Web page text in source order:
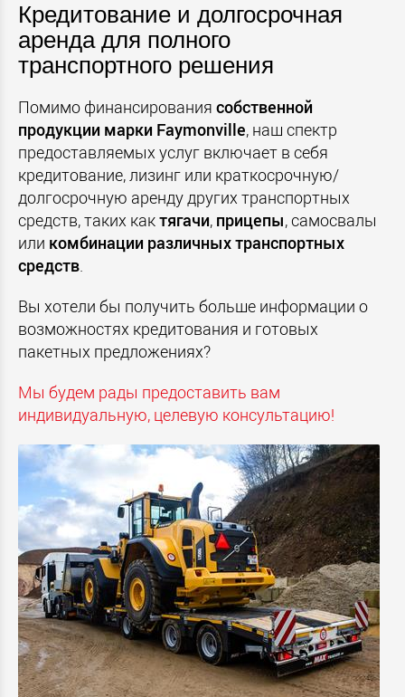
Кредитование и долгосрочная
аренда для полного
транспортного решения
Помимо финансирования собственной
продукции марки Faymonville, наш спектр
предоставляемых услуг включает в себя
кредитование, лизинг или краткосрочную/
долгосрочную аренду других транспортных
средств, таких кактягачи, прицепы, самосвалы
или комбинации различных транспортных
средств.
Вы хотели бы получить больше информации о
возможностях кредитования и готовых
пакетных предложениях?
Мы будем рады предоставить вам
индивидуальную, целевую консультацию!